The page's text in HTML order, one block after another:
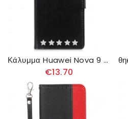
Κάλυμμα Huawei Nova 9 / Honor 50 Απλό Γυαλιστερό Δερμάτινο Εφέ
€13.70